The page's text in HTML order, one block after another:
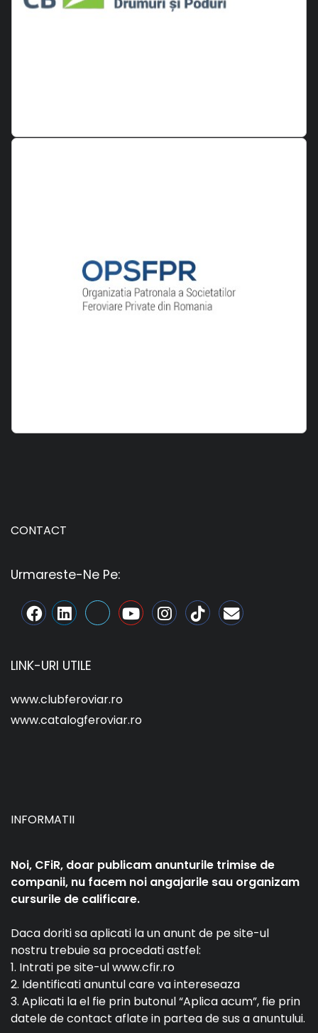
CONTACT
Urmareste-Ne Pe:
LINK-URI UTILE
www.clubferoviar.ro
www.catalogferoviar.ro
INFORMATII
Noi, CFiR, doar publicam anunturile trimise de
companii, nu facem noi angajarile sau organizam
cursurile de calificare.
Daca doriti sa aplicati la un anunt de pe site-ul
nostru trebuie sa procedati astfel:
1. Intrati pe site-ul www.cfir.ro
2. Identificati anuntul care va intereseaza
3. Aplicati la el fie prin butonul “Aplica acum”, fie prin
datele de contact aflate in partea de sus a anuntului.